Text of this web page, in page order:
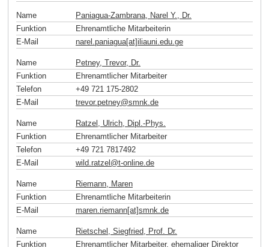
Name
Paniagua-Zambrana, Narel Y., Dr.
Funktion
Ehrenamtliche Mitarbeiterin
E-Mail
narel.paniagua[at]iliauni.edu.ge
Name
Petney, Trevor, Dr.
Funktion
Ehrenamtlicher Mitarbeiter
Telefon
+49 721 175-2802
E-Mail
trevor.petney@smnk.de
Name
Ratzel, Ulrich, Dipl.-Phys.
Funktion
Ehrenamtlicher Mitarbeiter
Telefon
+49 721 7817492
E-Mail
wild.ratzel @t-online de
Name
Riemann, Maren
Funktion
Ehrenamtliche Mitarbeiterin
E-Mail
maren.riemann[at]smnk de
Name
Rietschel, Siegfried, Prof. Dr.
Funktion
Ehrenamtlicher Mitarbeiter, ehemaliger Direktor